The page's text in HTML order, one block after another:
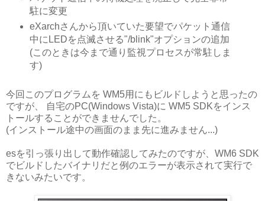
駐に変更
eXarchさんから頂いていた要望でパケット通信
中にLEDを点滅させる"/blink"オプションの追加
(このときは今まで通り監視プロセスが常駐しま
す)
今回このプログラムを WM5用にもビルドしようと思ったの
ですが、 自宅のPC(Windows Vista)に WM5 SDKをインス
トールすることができませんでした。
(インストール途中の画面のまま先に進みません...)
esを引っ張り出して動作確認してみたのですが、WM6 SDK
でビルドしたバイナリだと例のエラーが表示されて実行で
きないみたいです。